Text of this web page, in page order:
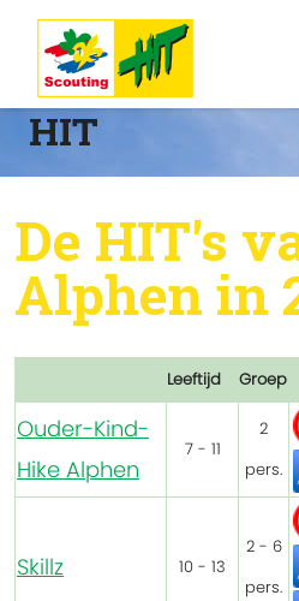
HIT
De HIT's
Alphen in
Leeftijd Groep
Ouder-Kind-
Hike Alphen
7 - 11
2
pers.
Skillz 10 - 13
2 - 6
pers.